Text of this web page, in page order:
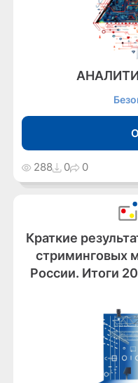
288 0 0
Краткие
стриминговых
России. Итоги